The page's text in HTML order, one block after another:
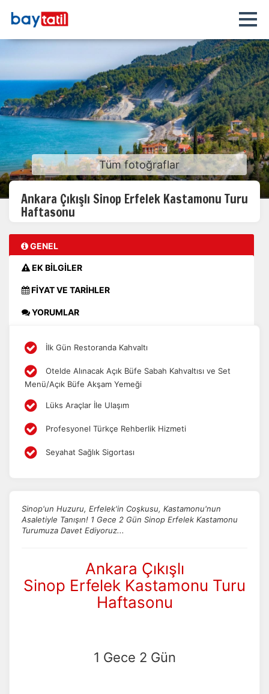
Tüm fotoğraflar
Ankara Çıkışlı Sinop Erfelek Kastamonu Turu
Haftasonu
GENEL
EK BİLGİLER
FİYAT VE TARİHLER
YORUMLAR
İlk Gün Restoranda Kahvaltı
Otelde Alınacak Açık Büfe Sabah Kahvaltısı ve Set
Menü/Açık Büfe Akşam Yemeği
Lüks Araçlar İle Ulaşım
Profesyonel Türkçe Rehberlik Hizmeti
Seyahat Sağlık Sigortası
Sinop'un Huzuru, Erfelek'in Coşkusu, Kastamonu'nun
Asaletiyle Tanışın! 1 Gece 2 Gün Sinop Erfelek Kastamonu
Turumuza Davet Ediyoruz...
Ankara Çıkışlı
Sinop Erfelek Kastamonu Turu
Haftasonu
1 Gece 2 Gün